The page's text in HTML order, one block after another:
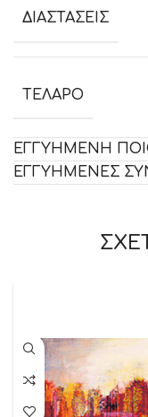
ΔΙΑΣΤΑΣΕΙΣ
ΤΕΛΑΡΟ
ΕΓΓΥΗΜΕΝΗ
ΕΓΓΥΗΜΕΝΕΣ